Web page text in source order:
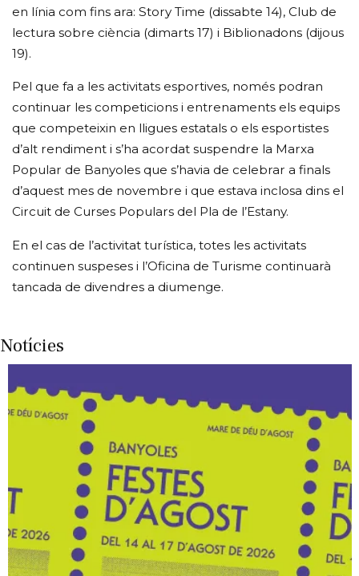
en línia com fins ara: Story Time (dissabte 14), Club de
lectura sobre ciència (dimarts 17) i Biblionadons (dijous
19).
Pel que fa a les activitats esportives, només podran
continuar les competicions i entrenaments els equips
que competeixin en lligues estatals o els esportistes
d’alt rendiment i s’ha acordat suspendre la Marxa
Popular de Banyoles que s’havia de celebrar a finals
d’aquest mes de novembre i que estava inclosa dins el
Circuit de Curses Populars del Pla de l’Estany.
En el cas de l’activitat turística, totes les activitats
continuen suspeses i l’Oficina de Turisme continuarà
tancada de divendres a diumenge.
Notícies